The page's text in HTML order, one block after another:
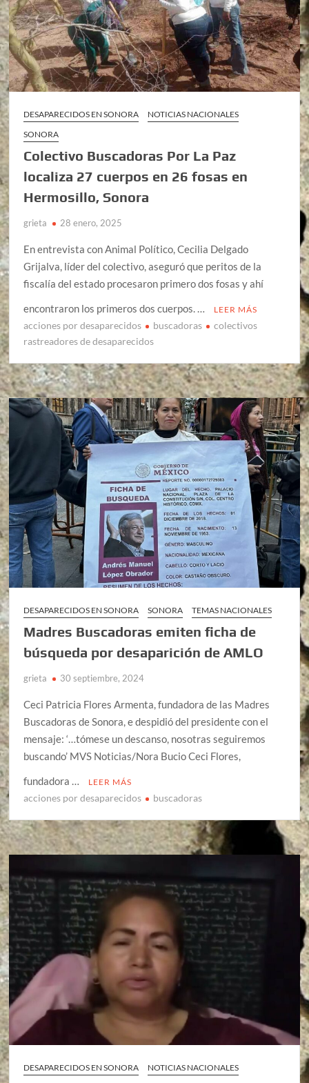
DESAPARECIDOS EN SONORA
NOTICIAS NACIONALES
SONORA
Colectivo Buscadoras Por La Paz
localiza 27 cuerpos en 26 fosas en
Hermosillo, Sonora
grieta 28 enero, 2025
En entrevista con Animal Político, Cecilia Delgado
Grijalva, líder del colectivo, aseguró que peritos de la
fiscalía del estado procesaron primero dos fosas y ahí
encontraron los primeros dos cuerpos. …
LEER MÁS
acciones por desaparecidos buscadoras
colectivos
rastreadores de desaparecidos
DESAPARECIDOS EN SONORA SONORA TEMAS NACIONALES
Madres Buscadoras emiten ficha de
búsqueda por desaparición de AMLO
grieta 30 septiembre, 2024
Ceci Patricia Flores Armenta, fundadora de las Madres
Buscadoras de Sonora, e despidió del presidente con el
mensaje: ‘…tómese un descanso, nosotras seguiremos
buscando’ MVS Noticias/Nora Bucio Ceci Flores,
fundadora …
LEER MÁS
acciones por desaparecidos buscadoras
DESAPARECIDOS EN SONORA
NOTICIAS NACIONALES